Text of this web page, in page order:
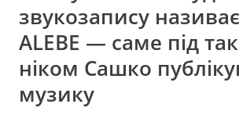
звукозапису
ALEBE — саме під
ніком Сашко
музику